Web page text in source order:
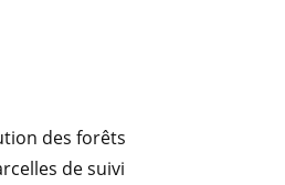
ici en République du Congo ©
des forêts
de suivi